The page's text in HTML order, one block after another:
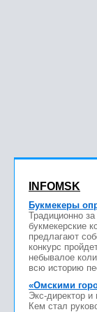
INFOMSK
Букмекеры
Традиционно
букмекерские
предлагают
конкурс
небывалое
всю историю
«Омскими
Экс-директор
Кем стал